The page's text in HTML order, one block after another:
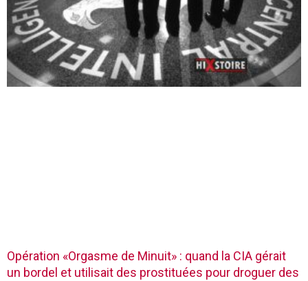
Opération «Orgasme de Minuit» : quand la CIA gérait
un bordel et utilisait des prostituées pour droguer des